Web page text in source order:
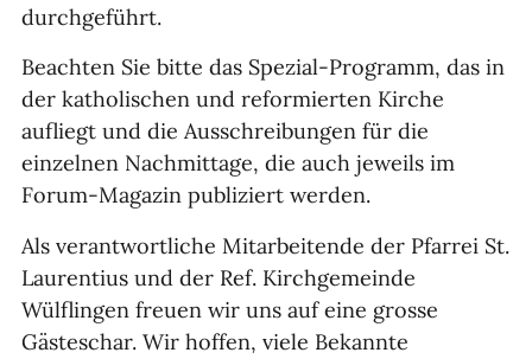
durchgeführt.
Beachten Sie bitte das Spezial-Programm, das in
der katholischen und reformierten Kirche
aufliegt und die Ausschreibungen für die
einzelnen Nachmittage, die auch jeweils im
Forum-Magazin publiziert werden.
Als verantwortliche Mitarbeitende der Pfarrei St.
Laurentius und der Ref. Kirchgemeinde
Wülflingen freuen wir uns auf eine grosse
Gästeschar. Wir hoffen, viele Bekannte